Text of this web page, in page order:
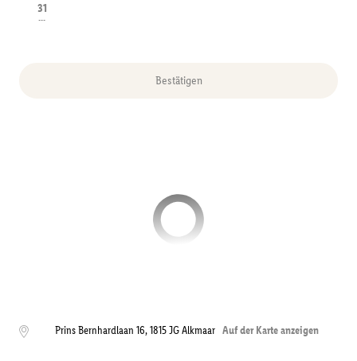
31
---
Bestätigen
Prins Bernhardlaan 16,1815 JGAlkmaar Auf der Karte anzeigen